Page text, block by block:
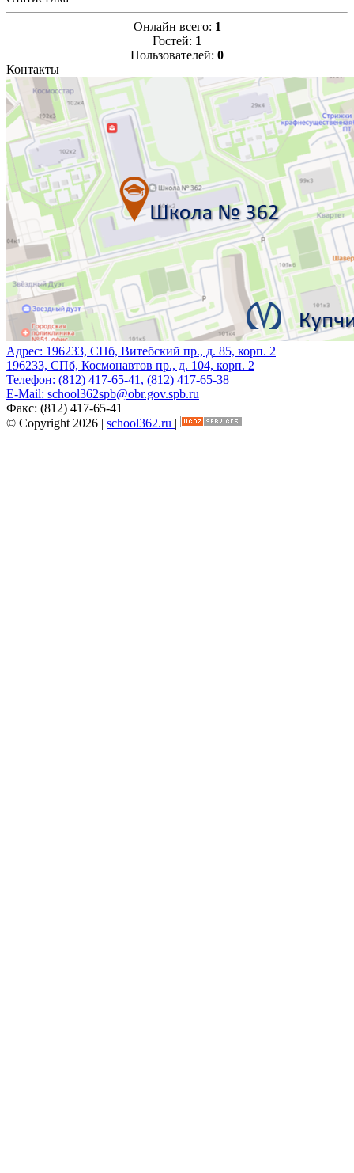
Онлайн всего: 1
Гостей: 1
Пользователей: 0
Контакты
Адрес: 196233, СПб, Витебский пр., д. 85, корп. 2
196233, СПб, Космонавтов пр., д. 104, корп. 2
Телефон: (812) 417-65-41, (812) 417-65-38
E-Mail: school362spb@obr.gov.spb.ru
Факс: (812) 417-65-41
© Copyright 2026 | school362.ru |